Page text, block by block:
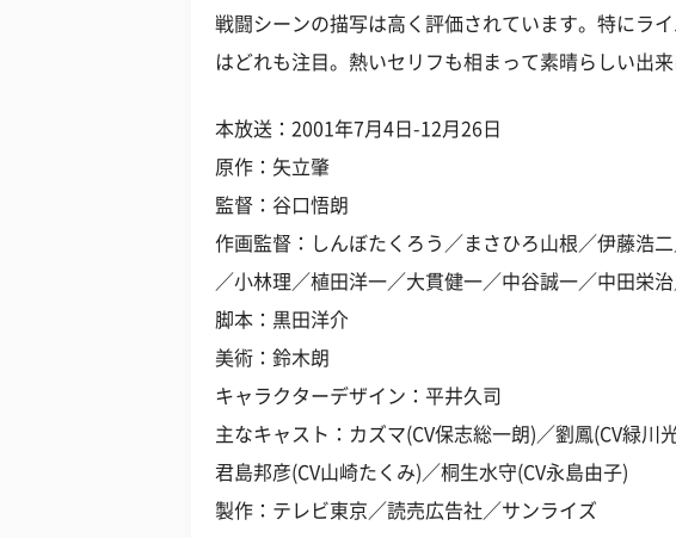
戦闘シーンの描写は高く評価されています。特にラ
はどれも注目。熱いセリフも相まって素晴らしい出来
本放送：2001年7月4日-12月26日
原作：矢立肇
監督：谷口悟朗
作画監督：しんぼたくろう／まさひろ山根／伊藤浩
／小林理／植田洋一／大貫健一／中谷誠一／中田栄
脚本：黒田洋介
美術：鈴木朗
キャラクターデザイン：平井久司
主なキャスト：カズマ(CV保志総一朗)／劉鳳(CV緑川
君島邦彦(CV山崎たくみ)／桐生水守(CV永島由子)
製作：テレビ東京／読売広告社／サンライズ